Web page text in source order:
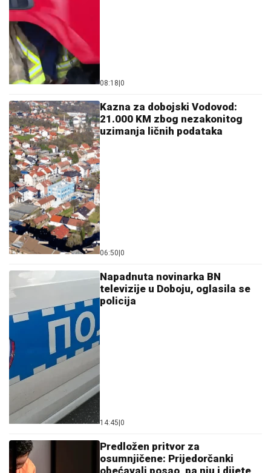
08:18 0
Kazna za dobojski Vodovod:
21.000 KM zbog nezakonitog
uzimanja ličnih podataka
06:50 0
Napadnuta novinarka BN
televizije u Doboju, oglasila se
policija
14:45 0
Predložen pritvor za
osumnjičene: Prijedorčanki
obećavali posao, pa nju i dijete